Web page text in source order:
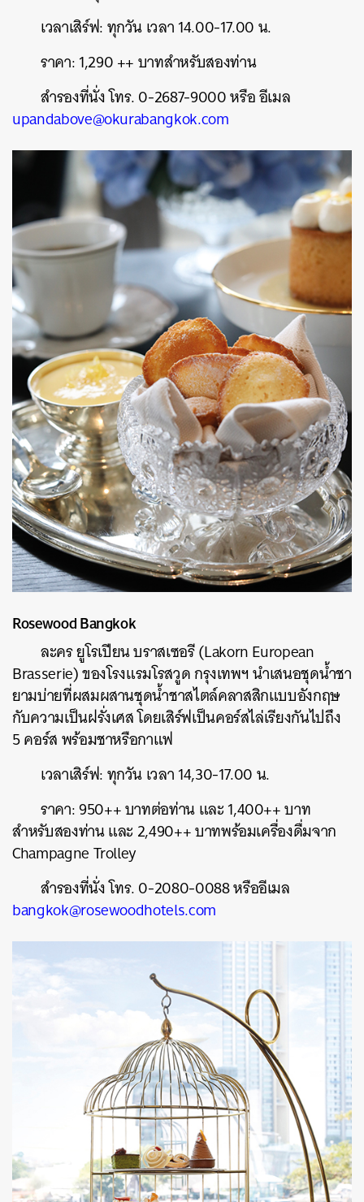
เวลาเสิร์ฟ: ทุกวัน เวลา 14.00-17.00 น.
ราคา: 1,290 ++ บาทสำหรับสองท่าน
สำรองที่นั่ง โทร. 0-2687-9000 หรือ อีเมล
upandabove@okurabangkok.com
Rosewood Bangkok
ละคร ยูโรเปียน บราสเซอรี (Lakorn European
Brasserie) ของโรงแรมโรสวูด กรุงเทพฯ นำเสนอชุดน้ำชา
ยามบ่ายที่ผสมผสานชุดน้ำชาสไตล์คลาสสิกแบบอังกฤษ
กับความเป็นฝรั่งเศส โดยเสิร์ฟเป็นคอร์สไล่เรียงกันไปถึง
5 คอร์ส พร้อมชาหรือกาแฟ
เวลาเสิร์ฟ: ทุกวัน เวลา 14,30-17.00 น.
ราคา: 950++ บาทต่อท่าน และ 1,400++ บาท
สำหรับสองท่าน และ 2,490++ บาทพร้อมเครื่องดื่มจาก
Champagne Trolley
สำรองที่นั่ง โทร. 0-2080-0088 หรืออีเมล
bangkok@rosewoodhotels.com